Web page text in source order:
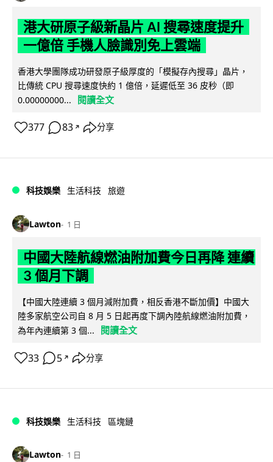
港大研原子級新晶片 AI 搜尋速度提升
一億倍 手機人臉識別免上雲端
香港大學團隊成功研發原子級厚度的「模擬存內搜尋」晶片，
比傳統 CPU 搜尋速度快約 1 億倍，延遲低至 36 皮秒（即
0.00000000...
閱讀全文
377 83 ↗ 分享
科技娛樂 生活科技 旅遊
Lawton 1 日
中國大陸航線燃油附加費今日再降 連續
3 個月下調
【中國大陸連續 3 個月減附加費，相反香港不斷加價】中國大
陸多家航空公司自 8 月 5 日起再度下調內陸航線燃油附加費，
為年內連續第 3 個...
閱讀全文
33 5 ↗ 分享
科技娛樂 生活科技 區塊鏈
Lawton 1 日